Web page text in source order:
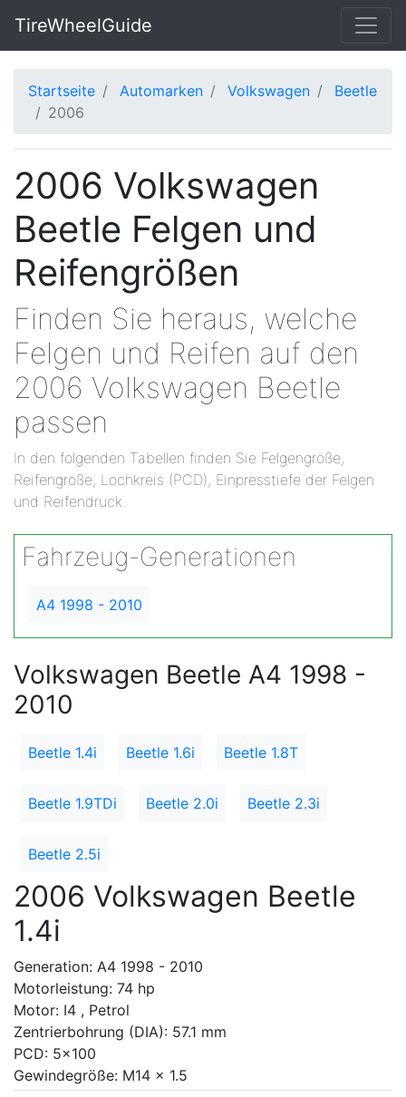
TireWheelGuide
Startseite Automarken Volkswagen
Beetle
2006
2006 Volkswagen
Beetle Felgen und
Reifengrößen
Finden Sie heraus, welche
Felgen und Reifen auf den
2006 Volkswagen Beetle
passen
In den folgenden Tabellen finden Sie Felgengröße,
Reifengröße, Lochkreis (PCD), Einpresstiefe der Felgen
und Reifendruck.
Fahrzeug-Generationen
A4 1998 - 2010
Volkswagen Beetle A4 1998 -
2010
Beetle 1.4i Beetle 1.6i Beetle 1.8T
Beetle 1.9TDi Beetle 2.0i Beetle 2.3i
Beetle 2.5i
2006 Volkswagen Beetle
1.4i
Generation: A4 1998 - 2010
Motorleistung: 74 hp
Motor: I4 , Petrol
Zentrierbohrung (DIA): 57.1 mm
PCD: 5x100
Gewindegröße: M14 x 1.5